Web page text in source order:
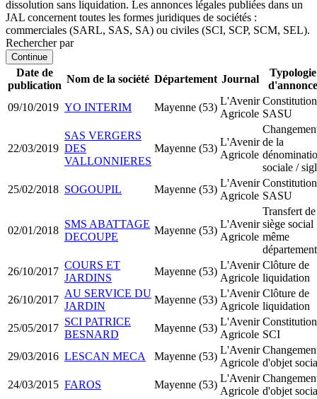
dissolution sans liquidation. Les annonces légales publiées dans un
JAL concernent toutes les formes juridiques de sociétés :
commerciales (SARL, SAS, SA) ou civiles (SCI, SCP, SCM, SEL).
Rechercher par
Continue
Date de
publication
Nom de la société Département Journal
Typologie
d'annonce
09/10/2019 YO INTERIM Mayenne (53)
L'Avenir
Agricole
Constitution
SASU
22/03/2019
SAS VERGERS
DES
VALLONNIERES
Mayenne (53)
L'Avenir
Agricole
de la
sociale /
25/02/2018 SOGOUPIL Mayenne (53)
L'Avenir
Agricole
Constitution
SASU
02/01/2018
SMS ABATTAGE
DECOUPE
Mayenne (53)
L'Avenir
Agricole
Transfert de
siège social
même
département
26/10/2017
COURS ET
JARDINS
Mayenne (53)
L'Avenir
Agricole
Clôture de
liquidation
26/10/2017
AU SERVICE DU
JARDIN
Mayenne (53)
L'Avenir
Agricole
Clôture de
liquidation
25/05/2017
SCI PATRICE
BESNARD
Mayenne (53)
L'Avenir
Agricole
Constitution
SCI
29/03/2016 LESCAN MECA Mayenne (53)
L'Avenir
Agricole d'objet
24/03/2015 FAROS Mayenne (53)
L'Avenir
Agricole d'objet